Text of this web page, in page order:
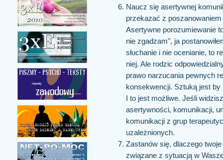
Naucz się asertywnej
przekazać z
Asertywne porozumiewanie
nie zgadzam", ja
słuchanie i nie ocenianie, to
niej. Ale rodzic
prawo narzucania pewnych
konsekwencji. Sztuką jest
I to jest możliwe. Jeśli
asertywności, komunikacji,
komunikacji z grup
uzależnionych.
Zastanów się, dlaczego
związane z sytuacją w